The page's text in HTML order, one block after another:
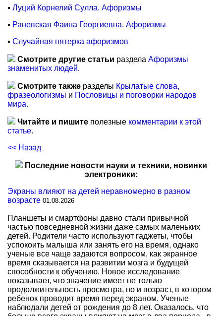
▪ Луций Корнелий Сулла. Афоризмы
▪ Раневская Фаина Георгиевна. Афоризмы
▪ Случайная пятерка афоризмов
Смотрите другие статьи раздела Афоризмы
знаменитых людей.
Смотрите также разделы Крылатые слова,
фразеологизмы и Пословицы и поговорки народов
мира.
Читайте и пишите полезные комментарии к этой
статье.
<< Назад
Последние новости науки и техники, новинки
электроники:
Экраны влияют на детей неравномерно в разном
возрасте 01.08.2026
Планшеты и смартфоны давно стали привычной
частью повседневной жизни даже самых маленьких
детей. Родители часто используют гаджеты, чтобы
успокоить малыша или занять его на время, однако
ученые все чаще задаются вопросом, как экранное
время сказывается на развитии мозга и будущей
способности к обучению. Новое исследование
показывает, что значение имеет не только
продолжительность просмотра, но и возраст, в котором
ребенок проводит время перед экраном. Ученые
наблюдали детей от рождения до 8 лет. Оказалось, что